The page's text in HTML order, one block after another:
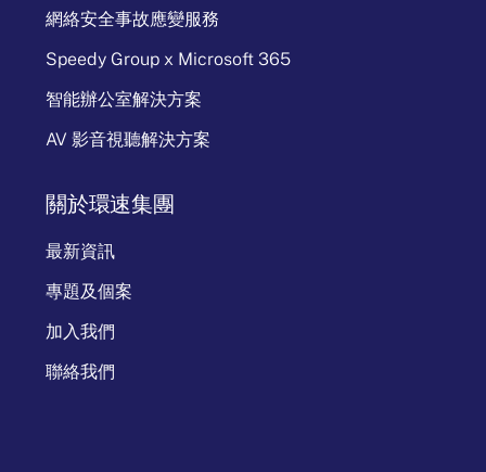
網絡安全事故應變服務
Speedy Group x Microsoft 365
智能辦公室解決方案
AV 影音視聽解決方案
關於環速集團
最新資訊
專題及個案
加入我們
聯絡我們